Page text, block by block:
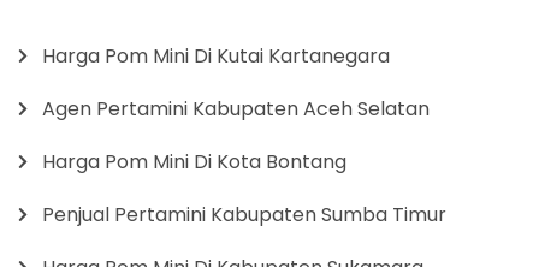
Harga Pom Mini Di Kutai Kartanegara
Agen Pertamini Kabupaten Aceh Selatan
Harga Pom Mini Di Kota Bontang
Penjual Pertamini Kabupaten Sumba Timur